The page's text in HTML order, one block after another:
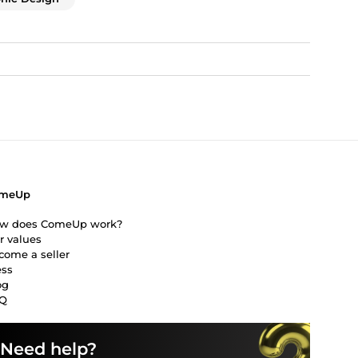
Need help?
does ComeUp work?
values
a seller